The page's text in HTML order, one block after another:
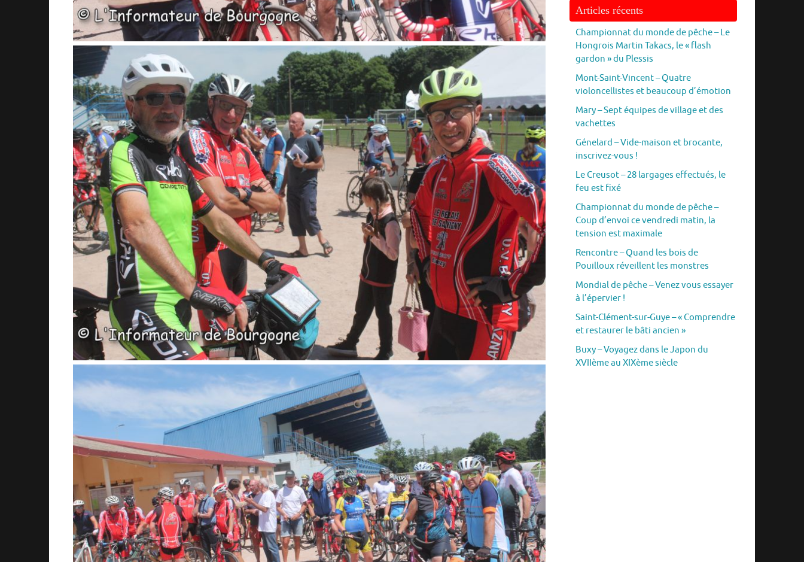
Articles récents
Championnat du monde de pêche – Le
Hongrois Martin Takacs, le « flash
gardon » du Plessis
Mont-Saint-Vincent – Quatre
violoncellistes et beaucoup d’émotion
Mary – Sept équipes de village et des
vachettes
Génelard – Vide-maison et brocante,
inscrivez-vous !
Le Creusot – 28 largages effectués, le
feu est fixé
Championnat du monde de pêche –
Coup d’envoi ce vendredi matin, la
tension est maximale
Rencontre – Quand les bois de
Pouilloux réveillent les monstres
Mondial de pêche – Venez vous essayer
à l’épervier !
Saint-Clément-sur-Guye – « Comprendre
et restaurer le bâti ancien »
Buxy – Voyagez dans le Japon du
XVIIème au XIXème siècle